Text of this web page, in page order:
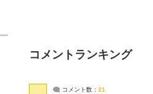
コメントランキング
コメント数： 21